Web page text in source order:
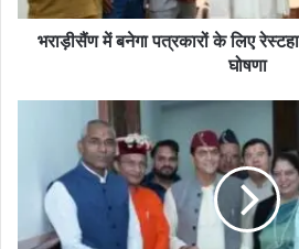
भराड़ीसैंण में बनेगा पत्रकारों के लिए
घोषणा